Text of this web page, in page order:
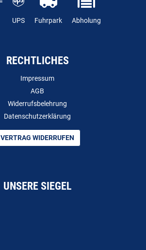
UPS Fuhrpark Abholung
RECHTLICHES
Impressum
AGB
Widerrufsbelehrung
Datenschutzerklärung
VERTRAG WIDERRUFEN
UNSERE SIEGEL